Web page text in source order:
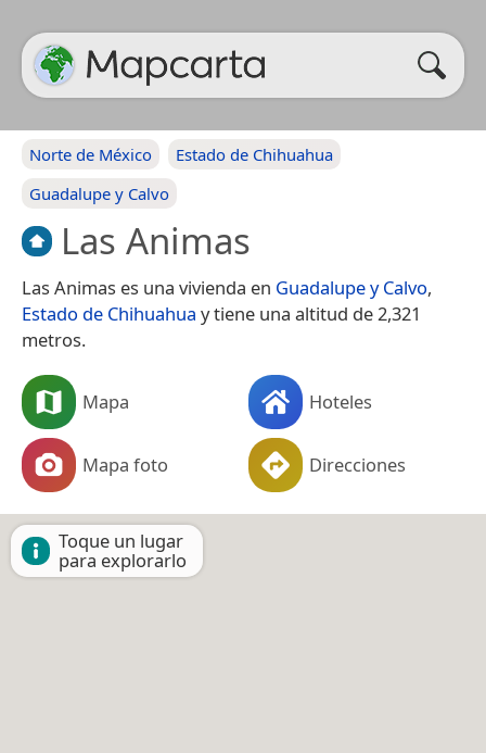
Norte de México
Estado de Chihuahua
Guadalupe y Calvo
Las Animas
Las Animas es una vivienda en Guadalupe y Calvo,
Estado de Chihuahua y tiene una altitud de 2,321
metros.
Mapa Hoteles
Mapa foto Direcciones
Toque un lugar
para explorarlo